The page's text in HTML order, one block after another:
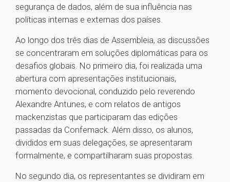
segurança de dados, além de sua influência nas
políticas internas e externas dos países.
Ao longo dos três dias de Assembleia, as discussões
se concentraram em soluções diplomáticas para os
desafios globais. No primeiro dia, foi realizada uma
abertura com apresentações institucionais,
momento devocional, conduzido pelo reverendo
Alexandre Antunes, e com relatos de antigos
mackenzistas que participaram das edições
passadas da Confemack. Além disso, os alunos,
divididos em suas delegações, se apresentaram
formalmente, e compartilharam suas propostas.
No segundo dia, os representantes se dividiram em